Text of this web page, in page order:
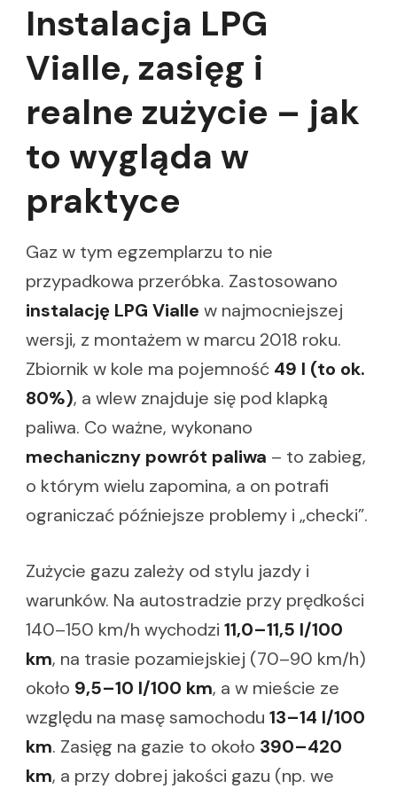
Instalacja LPG
Vialle, zasięg i
realne zużycie – jak
to wygląda w
praktyce
Gaz w tym egzemplarzu to nie
przypadkowa przeróbka. Zastosowano
instalację LPG Vialle w najmocniejszej
wersji, z montażem w marcu 2018 roku.
Zbiornik w kole ma pojemność 49 l (to ok.
80%), a wlew znajduje się pod klapką
paliwa. Co ważne, wykonano
mechaniczny powrót paliwa – to zabieg,
o którym wielu zapomina, a on potrafi
ograniczać późniejsze problemy i „checki”.
Zużycie gazu zależy od stylu jazdy i
warunków. Na autostradzie przy prędkości
140–150 km/h wychodzi 11,0–11,5 l/100
km, na trasie pozamiejskiej (70–90 km/h)
około 9,5–10 l/100 km, a w mieście ze
względu na masę samochodu 13–14 l/100
km. Zasięg na gazie to około 390–420
km, a przy dobrej jakości gazu (np. we